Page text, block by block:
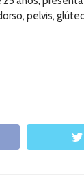
pelvis,